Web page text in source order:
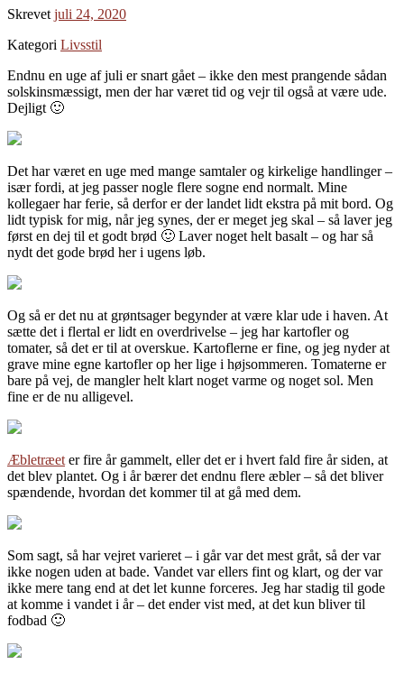
Skrevet juli 24, 2020
Kategori Livsstil
Endnu en uge af juli er snart gået – ikke den mest prangende sådan
solskinsmæssigt, men der har været tid og vejr til også at være ude.
Dejligt 🙂
Det har været en uge med mange samtaler og kirkelige handlinger –
især fordi, at jeg passer nogle flere sogne end normalt. Mine
kollegaer har ferie, så derfor er der landet lidt ekstra på mit bord. Og
lidt typisk for mig, når jeg synes, der er meget jeg skal – så laver jeg
først en dej til et godt brød 🙂 Laver noget helt basalt – og har så
nydt det gode brød her i ugens løb.
Og så er det nu at grøntsager begynder at være klar ude i haven. At
sætte det i flertal er lidt en overdrivelse – jeg har kartofler og
tomater, så det er til at overskue. Kartoflerne er fine, og jeg nyder at
grave mine egne kartofler op her lige i højsommeren. Tomaterne er
bare på vej, de mangler helt klart noget varme og noget sol. Men
fine er de nu alligevel.
Æbletræet er fire år gammelt, eller det er i hvert fald fire år siden, at
det blev plantet. Og i år bærer det endnu flere æbler – så det bliver
spændende, hvordan det kommer til at gå med dem.
Som sagt, så har vejret varieret – i går var det mest gråt, så der var
ikke nogen uden at bade. Vandet var ellers fint og klart, og der var
ikke mere tang end at det let kunne forceres. Jeg har stadig til gode
at komme i vandet i år – det ender vist med, at det kun bliver til
fodbad 🙂